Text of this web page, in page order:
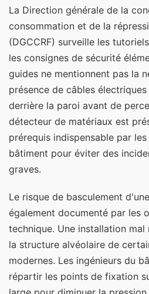
La Direction générale de la
consommation et de la
(DGCCRF) surveille les
les consignes de sécurité
guides ne mentionnent pas la
présence de câbles
derrière la paroi avant de
détecteur de matériaux est
prérequis indispensable par
bâtiment pour éviter des
graves.
Le risque de basculement
également documenté par les
technique. Une installation
la structure alvéolaire de
modernes. Les ingénieurs du
répartir les points de fixation